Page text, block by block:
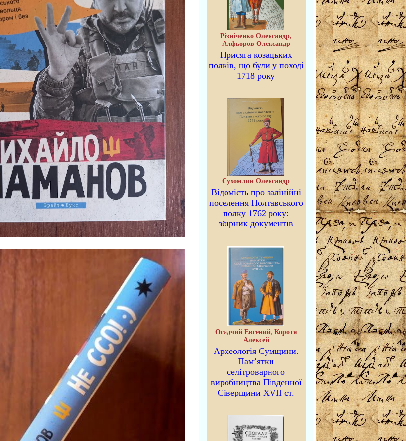
Різніченко Олександр,
Алфьоров Олександр
Присяга козацьких
полків, що були у поході
1718 року
Сухомлин Олександр
Відомість про залінійні
поселення Полтавського
полку 1762 року:
збірник документів
Осадчий Евгений, Коротя
Алексей
Археологія Сумщини.
Пам’ятки
селітроварного
виробництва Південної
Сіверщини XVII ст.